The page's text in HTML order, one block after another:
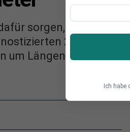
sorgen, dass
20 bis 30
Längen. Der
Ich habe